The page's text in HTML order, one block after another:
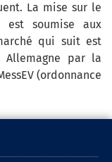
La mise sur le
soumise aux
qui suit est
Allemagne par la
(ordonnance